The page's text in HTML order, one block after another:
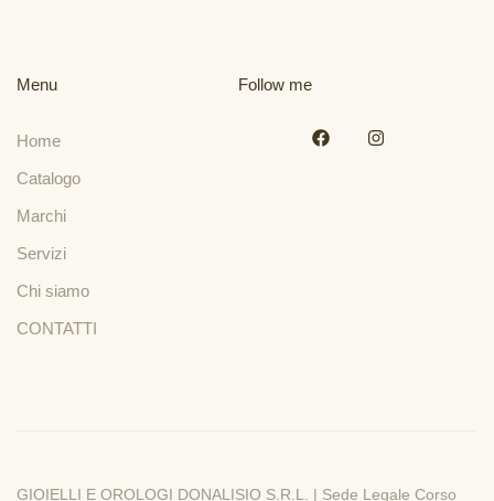
Menu
Home
Catalogo
Marchi
Servizi
Chi siamo
CONTATTI
Follow me
GIOIELLI E OROLOGI DONALISIO S.R.L. | Sede Legale Corso